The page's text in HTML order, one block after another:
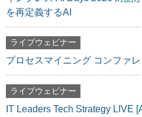
を再定義するAI
ライブウェビナー
プロセスマイニング コンファ
ライブウェビナー
IT Leaders Tech Strategy LIVE